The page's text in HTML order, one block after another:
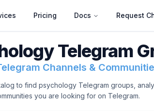
Pricing Docs Request
Telegram
Channels &
to find psychology Telegram groups,
you are looking for on Telegram.